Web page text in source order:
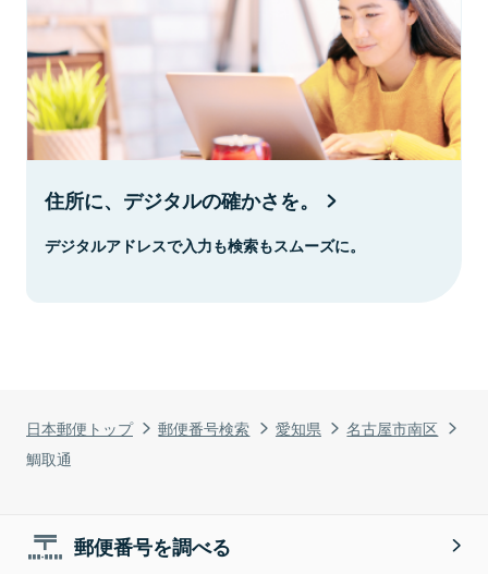
日本郵便トップ 郵便番号検索 愛知県
名古屋市南区
鯛取通
住所に、デジタルの確かさを。
デジタルアドレスで入力も検索もスムーズに。
郵便番号を調べる